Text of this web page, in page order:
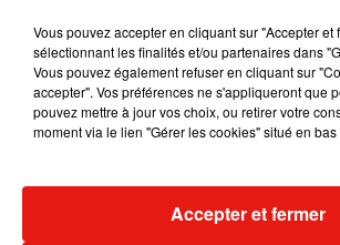
Julien Lieb s’essaye à la vie de
chatelain dans son nouveau clip
+ DE MUSIQUE
Vous pouvez accepter en cliquant sur "Accepter et
sélectionnant les finalités et/ou partenaires dans
Vous pouvez également refuser en cliquant sur
accepter". Vos préférences ne s'appliqueront que
pouvez mettre à jour vos choix, ou retirer votre
moment via le lien "Gérer les cookies" situé en
Accepter et fermer